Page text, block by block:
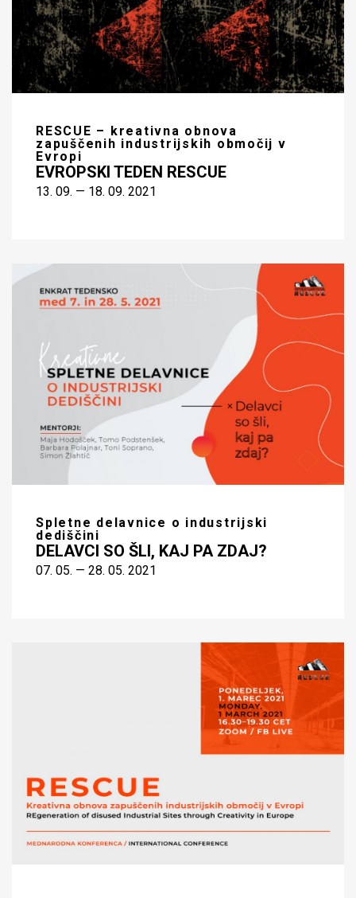
RESCUE – kreativna obnova
zapuščenih industrijskih območij v
Evropi
EVROPSKI TEDEN RESCUE
13. 09. — 18. 09. 2021
Spletne delavnice o industrijski
dediščini
DELAVCI SO ŠLI, KAJ PA ZDAJ?
07. 05. — 28. 05. 2021